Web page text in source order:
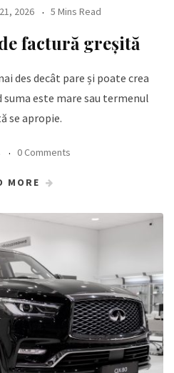
2026 5 Mins Read
factură greșită
des decât pare și poate crea
suma este mare sau termenul
se apropie.
0 Comments
MORE